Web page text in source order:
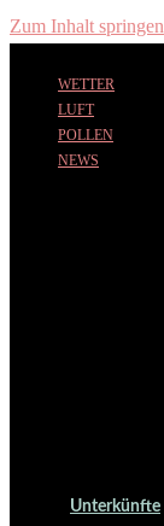
Zum Inhalt springen
WETTER
LUFT
POLLEN
NEWS
Unterkünfte